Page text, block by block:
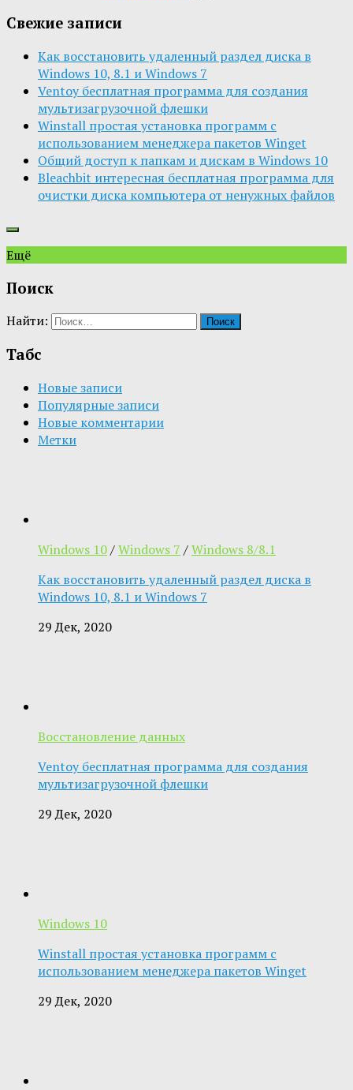
Свежие записи
Как восстановить удаленный раздел диска в
Windows 10, 8.1 и Windows 7
Ventoy бесплатная программа для создания
мультизагрузочной флешки
Winstall простая установка программ с
использованием менеджера пакетов Winget
Общий доступ к папкам и дискам в Windows 10
Bleachbit интересная бесплатная программа для
очистки диска компьютера от ненужных файлов
Ещё
Поиск
Найти:
Табс
Новые записи
Популярные записи
Новые комментарии
Метки
Windows 10/Windows 7 /Windows 8/8.1
Как восстановить удаленный раздел диска в
Windows 10, 8.1 и Windows 7
29 Дек, 2020
Восстановление данных
Ventoy бесплатная программа для создания
мультизагрузочной флешки
29 Дек, 2020
Windows 10
Winstall простая установка программ с
использованием менеджера пакетов Winget
29 Дек, 2020